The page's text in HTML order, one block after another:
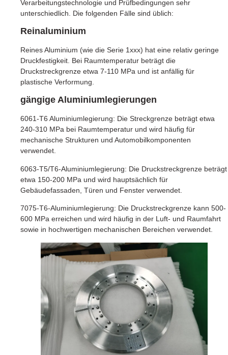
Verarbeitungstechnologie und Prüfbedingungen sehr
unterschiedlich. Die folgenden Fälle sind üblich:
Reinaluminium
Reines Aluminium (wie die Serie 1xxx) hat eine relativ geringe
Druckfestigkeit. Bei Raumtemperatur beträgt die
Druckstreckgrenze etwa 7-110 MPa und ist anfällig für
plastische Verformung.
gängige Aluminiumlegierungen
6061-T6 Aluminiumlegierung: Die Streckgrenze beträgt etwa
240-310 MPa bei Raumtemperatur und wird häufig für
mechanische Strukturen und Automobilkomponenten
verwendet.
6063-T5/T6-Aluminiumlegierung: Die Druckstreckgrenze beträgt
etwa 150-200 MPa und wird hauptsächlich für
Gebäudefassaden, Türen und Fenster verwendet.
7075-T6-Aluminiumlegierung: Die Druckstreckgrenze kann 500-
600 MPa erreichen und wird häufig in der Luft- und Raumfahrt
sowie in hochwertigen mechanischen Bereichen verwendet.